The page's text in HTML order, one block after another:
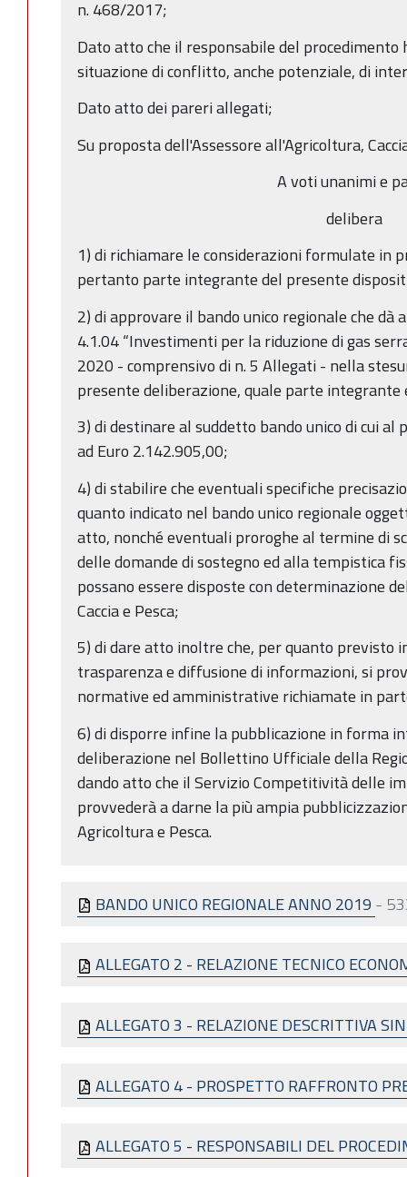
n. 468/2017;
Dato atto che il responsabile del
situazione di conflitto, anche potenziale, di
Dato atto dei pareri allegati;
Su proposta dell'Assessore all'Agricoltura,
A voti unanimi e
delibera
1) di richiamare le considerazioni formulate in
pertanto parte integrante del presente
2) di approvare il bando unico regionale che
4.1.04 “Investimenti per la riduzione di gas
2020 - comprensivo di n. 5 Allegati - nella
presente deliberazione, quale parte
3) di destinare al suddetto bando unico di cui
ad Euro 2.142.905,00;
4) di stabilire che eventuali specifiche
quanto indicato nel bando unico regionale
atto, nonché eventuali proroghe al termine di
delle domande di sostegno ed alla tempistica
possano essere disposte con determinazione
Caccia e Pesca;
5) di dare atto inoltre che, per quanto previsto
trasparenza e diffusione di informazioni, si
normative ed amministrative richiamate in
6) di disporre infine la pubblicazione in forma
deliberazione nel Bollettino Ufficiale della
dando atto che il Servizio Competitività delle
provvederà a darne la più ampia
Agricoltura e Pesca.
BANDO UNICO REGIONALE ANNO 2019 -
ALLEGATO 2 - RELAZIONE TECNICO
ALLEGATO 3 - RELAZIONE DESCRITTIVA
ALLEGATO 4 - PROSPETTO RAFFRONTO
ALLEGATO 5 - RESPONSABILI DEL